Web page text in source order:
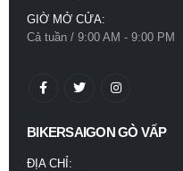
GIỜ MỞ CỬA:
Cả tuần / 9:00 AM - 9:00 PM
BIKERSAIGON GÒ VẤP
ĐỊA CHỈ: